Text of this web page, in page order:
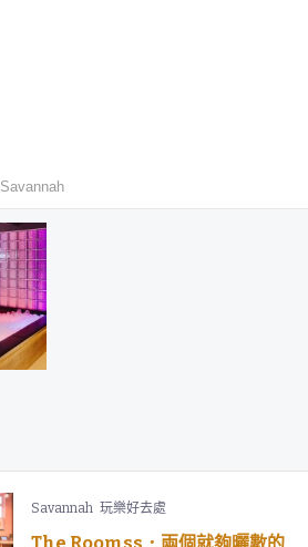
Savannah
Savannah 玩樂好去處